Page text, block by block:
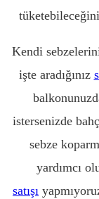
Kendi
işte aradığınız
istersenizde
sebze
yardımcı
satışı